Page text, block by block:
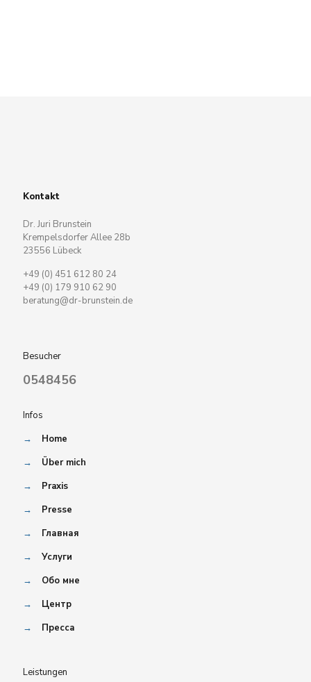
Kontakt
Dr. Juri Brunstein
Krempelsdorfer Allee 28b
23556 Lübeck
+49 (0) 451 612 80 24
+49 (0) 179 910 62 90
beratung@dr-brunstein.de
Besucher
0548456
Infos
→
Home
→
Über mich
→
Praxis
→
Presse
→
Главная
→
Услуги
→
Обо мне
→
Центр
→
Пресса
Leistungen